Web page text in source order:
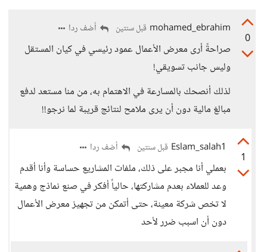
0
mohamed_ebrahim قبل سنتين أضف ردا
صراحةً أرى معرض الأعمال عمود رئيسي في كيان المستقل
وليس جانب تسويقي!
لذلك أنصحك بالمسارعة في الاهتمام به، من منا مستعد لدفع
مبالغ مالية دون أن يرى ملامح لنتائج قريبة لما نرجو!!
1
Eslam_salah1 قبل سنتين أضف ردا
بعملي أنا مجبر على ذلك، ملفات المشاريع حساسة وأنا أقدم
وعد للعملاء بعدم مشاركتها، حالياً أفكر في صنع نماذج وهمية
لا تخص شركة معينة، حتى أتمكن من تجهيز معرض الأعمال
دون أن اسبب ضرر لأحد